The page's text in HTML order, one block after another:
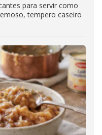
para servir como
tempero caseiro